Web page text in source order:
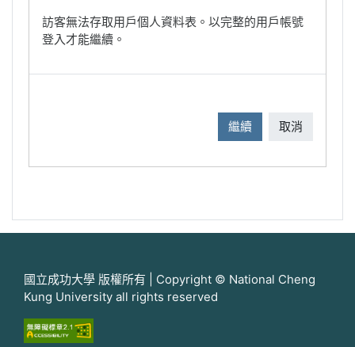
訪客無法存取用戶個人資料表。以完整的用戶帳號
登入才能繼續。
繼續 取消
國立成功大學 版權所有 | Copyright © National Cheng
Kung University all rights reserved